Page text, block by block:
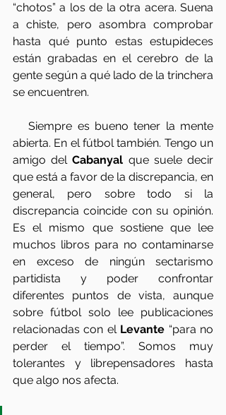
“chotos” a los de la otra acera. Suena
a chiste, pero asombra comprobar
hasta qué punto estas estupideces
están grabadas en el cerebro de la
gente según a qué lado de la trinchera
se encuentren.
   Siempre es bueno tener la mente
abierta. En el fútbol también. Tengo un
amigo del Cabanyal que suele decir
que está a favor de la discrepancia, en
general, pero sobre todo si la
discrepancia coincide con su opinión.
Es el mismo que sostiene que lee
muchos libros para no contaminarse
en exceso de ningún sectarismo
partidista y poder confrontar
diferentes puntos de vista, aunque
sobre fútbol solo lee publicaciones
relacionadas con el Levante “para no
perder el tiempo”. Somos muy
tolerantes y librepensadores hasta
que algo nos afecta.